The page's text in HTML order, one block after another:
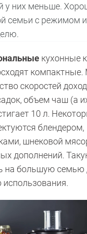
у них меньше.
семьи с режимом
кухонные
компактные.
скоростей
объем чаш (а
10 л.
блендером,
шнековой
дополнений.
на большую семью
использования.